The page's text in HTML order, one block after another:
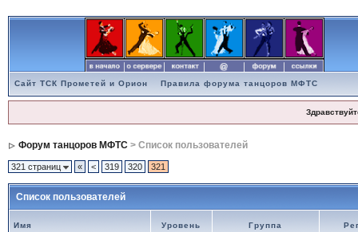
Сайт ТСК Прометей и Орион Правила форума танцоров МФТС
Форум танцоров МФТС> Список пользователей
321 страниц « < 319 320 321
Список пользователей
Имя Уровень Группа